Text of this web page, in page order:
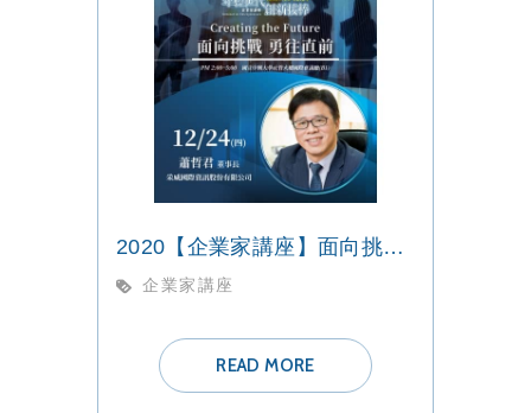
2020【企業家講座】面向挑戰 勇往直前
企業家講座
READ MORE